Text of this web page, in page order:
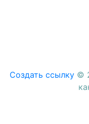
Создать ссылку©